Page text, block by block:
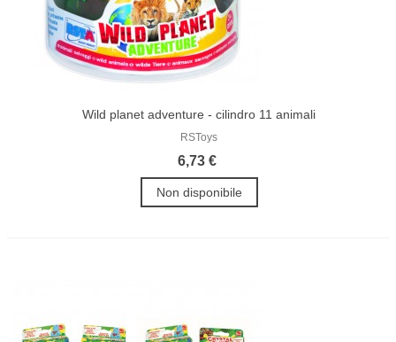
Wild planet adventure - cilindro 11 animali
RSToys
6,73 €
Non disponibile